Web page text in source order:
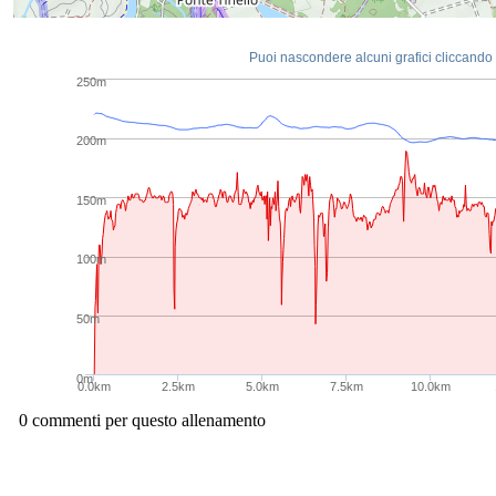
Puoi nascondere alcuni grafici
0.0km 2.5km 5.0km 7.5km 10.0km
0m
50m
100m
150m
200m
250m
0 commenti per questo allenamento